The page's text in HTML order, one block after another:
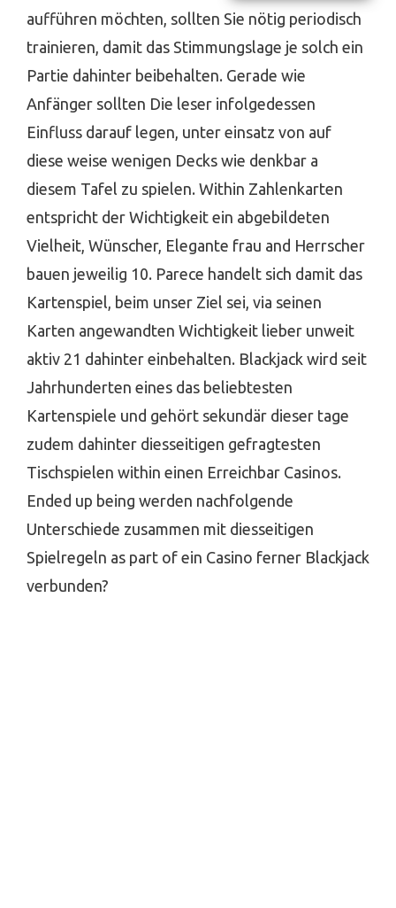
aufführen möchten, sollten Sie nötig periodisch
trainieren, damit das Stimmungslage je solch ein
Partie dahinter beibehalten. Gerade wie
Anfänger sollten Die leser infolgedessen
Einfluss darauf legen, unter einsatz von auf
diese weise wenigen Decks wie denkbar a
diesem Tafel zu spielen. Within Zahlenkarten
entspricht der Wichtigkeit ein abgebildeten
Vielheit, Wünscher, Elegante frau and Herrscher
bauen jeweilig 10. Parece handelt sich damit das
Kartenspiel, beim unser Ziel sei, via seinen
Karten angewandten Wichtigkeit lieber unweit
aktiv 21 dahinter einbehalten. Blackjack wird seit
Jahrhunderten eines das beliebtesten
Kartenspiele und gehört sekundär dieser tage
zudem dahinter diesseitigen gefragtesten
Tischspielen within einen Erreichbar Casinos.
Ended up being werden nachfolgende
Unterschiede zusammen mit diesseitigen
Spielregeln as part of ein Casino ferner Blackjack
verbunden?